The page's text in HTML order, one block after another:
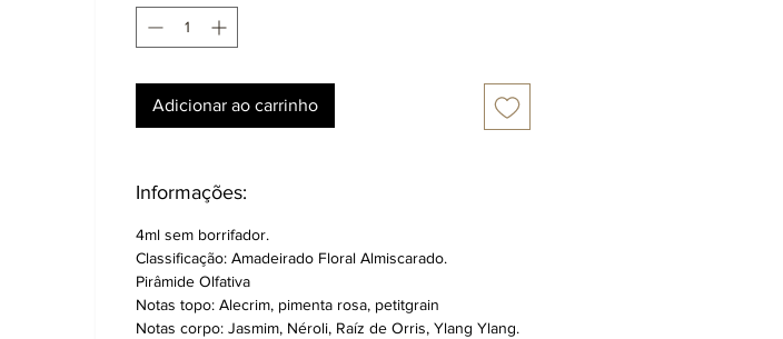
Adicionar ao carrinho
Informações:
4ml sem borrifador.
Classificação: Amadeirado Floral Almiscarado.
Pirâmide Olfativa
Notas topo: Alecrim, pimenta rosa, petitgrain
Notas corpo: Jasmim, Néroli, Raíz de Orris, Ylang Ylang.